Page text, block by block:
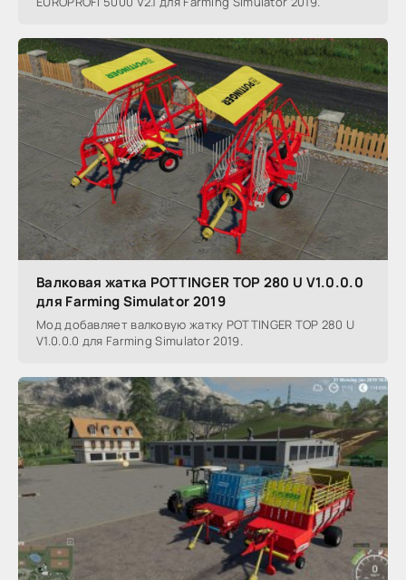
Валковая жатка POTTINGER TOP 280 U V1.0.0.0
для Farming Simulator 2019
Мод добавляет валковую жатку POTTINGER TOP 280 U
V1.0.0.0 для Farming Simulator 2019.